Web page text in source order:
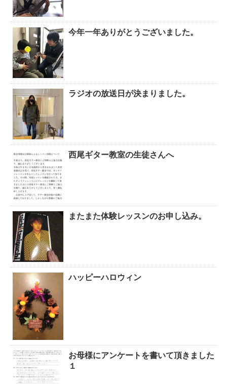
今年一年ありがとうございました。
ラジオの放送日が決まりました。
西尾ギター教室の生徒さんへ
またまた体験レッスンのお申し込み。
ハッピーハロウィン
お母様にアンケートを書いて頂きました
１